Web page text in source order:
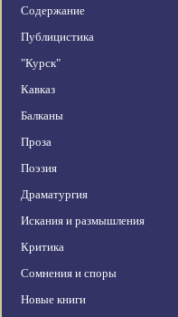
Содержание
Публицистика
"Курск"
Кавказ
Балканы
Проза
Поэзия
Драматургия
Искания и размышления
Критика
Сомнения и споры
Новые книги